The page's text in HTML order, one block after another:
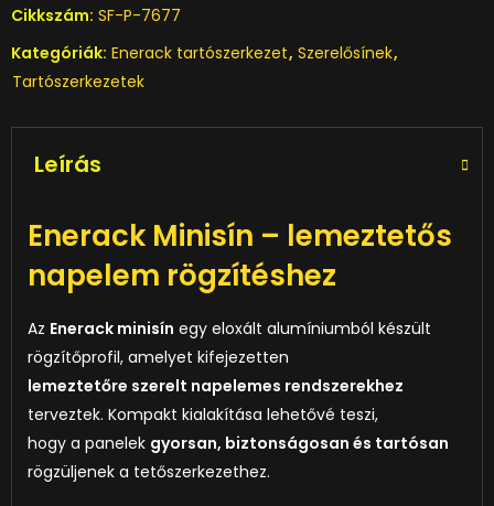
Cikkszám: SF-P-7677
Kategóriák: Enerack tartószerkezet, Szerelősínek,
Tartószerkezetek
Leírás
Enerack Minisín – lemeztetős
napelem rögzítéshez
Az Enerack minisín egy eloxált alumíniumból készült
rögzítőprofil, amelyet kifejezetten
lemeztetőre szerelt napelemes rendszerekhez
terveztek. Kompakt kialakítása lehetővé teszi,
hogy a panelek gyorsan, biztonságosan és tartósan
rögzüljenek a tetőszerkezethez.